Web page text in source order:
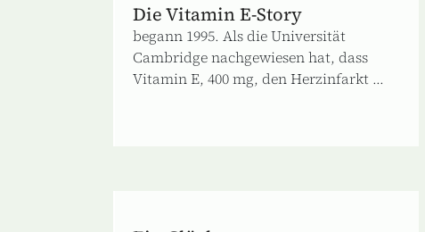
Die Vitamin E‐Story
begann 1995. Als die Universität
Cambridge nachgewiesen hat, dass
Vitamin E, 400 mg, den Herzinfarkt ...